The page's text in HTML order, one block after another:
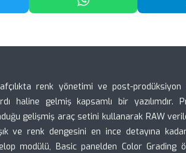
Paylaş WhatsApp'ta Paylaş
renk yönetimi ve post-prodüksiyon
haline gelmiş kapsamlı bir yazılımdır.
gelişmiş araç setini kullanarak RAW
ve renk dengesini en ince detayına
modülü, Basic panelden Color Grading